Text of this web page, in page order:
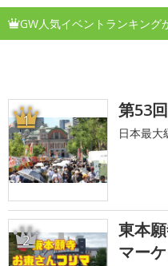
GW人気イベントランキング
1 第53
日本最大
2
東本
マー